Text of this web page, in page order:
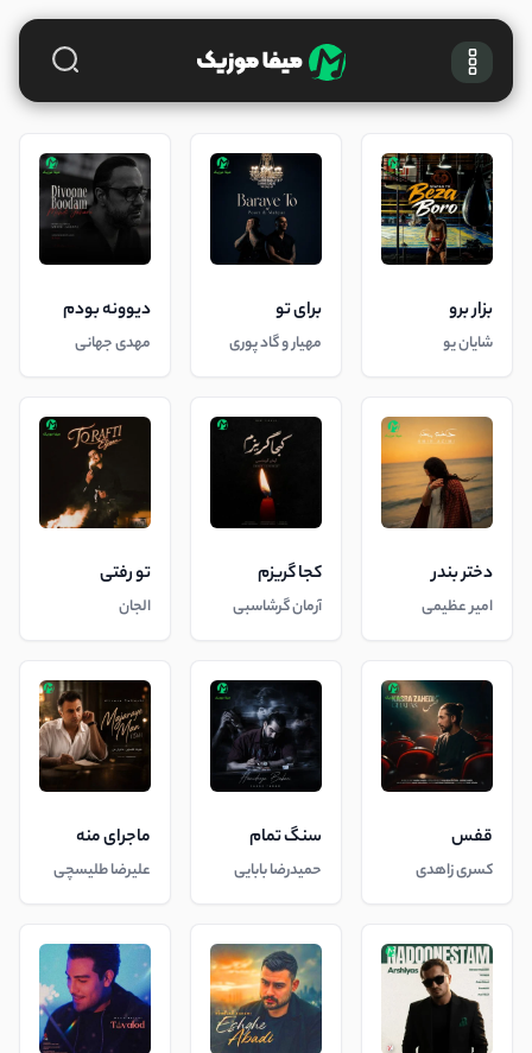
بزار برو
شایان یو
برای تو
مهیار و گاد پوری
دیوونه بودم
مهدی جهانی
دختر بندر
امیر عظیمی
کجا گریزم
آرمان گرشاسبی
تو رفتی
الجان
قفس
کسری زاهدی
سنگ تمام
حمیدرضا بابایی
ماجرای منه
علیرضا طلیسچی